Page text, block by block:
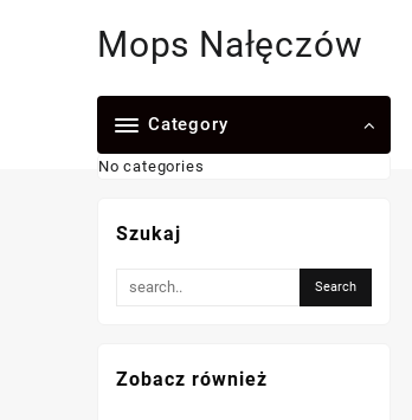
Mops Nałęczów
Category
No categories
Szukaj
Zobacz również